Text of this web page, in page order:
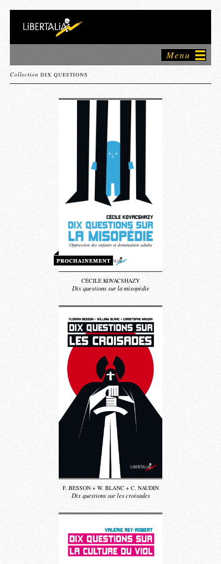
Menu
Collection DIX QUESTIONS
CÉCILE KOVACSHAZY
Dix questions sur la misopédie
F. BESSON + W. BLANC + C. NAUDIN
Dix questions sur les croisades